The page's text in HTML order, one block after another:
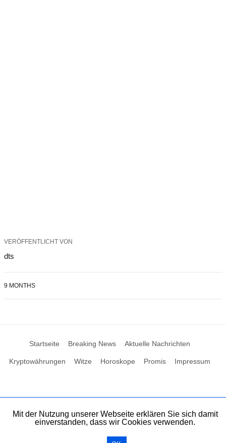
VERÖFFENTLICHT VON
dts
9 MONTHS
Startseite Breaking News Aktuelle Nachrichten
Kryptowährungen Witze Horoskope Promis Impressum
Mit der Nutzung unserer Webseite erklären Sie sich damit
einverstanden, dass wir Cookies verwenden.